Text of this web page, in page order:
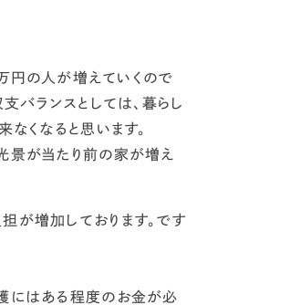
の人が増えていくので
バランスとしては、暮らし
なくなると思います。
景が当たり前の家が増え
が増加しております。です
にはある程度のお金が必